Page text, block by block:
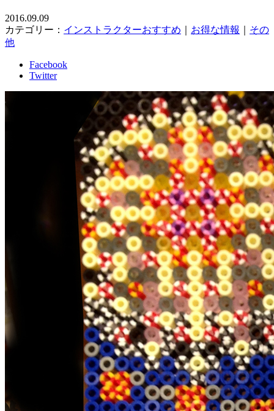
2016.09.09
カテゴリー： インストラクターおすすめ お得な情報
その
他
Facebook
Twitter